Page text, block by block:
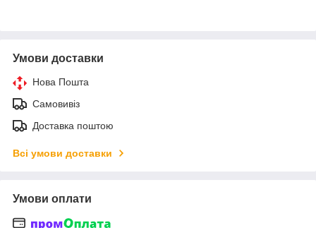
Умови доставки
Нова Пошта
Самовивіз
Доставка поштою
Всі умови доставки
Умови оплати